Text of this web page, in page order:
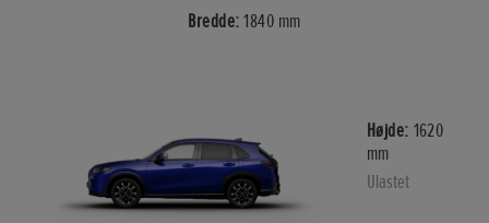
Bredde:1840 mm
Højde: 1620
mm
Ulastet